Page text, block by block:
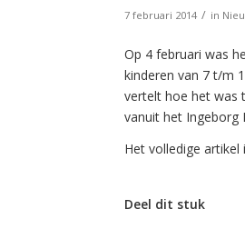
7 februari 2014 / in
Op 4 februari was
kinderen van 7 t/m
vertelt hoe het was
vanuit het Ingeborg
Het volledige artikel
Deel dit stuk